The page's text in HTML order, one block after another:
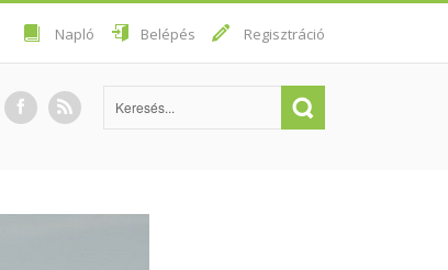
Napló Belépés Regisztráció